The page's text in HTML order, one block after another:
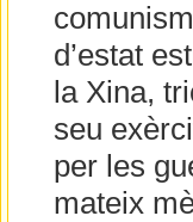
d’estat
la Xina,
seu
per les
mateix